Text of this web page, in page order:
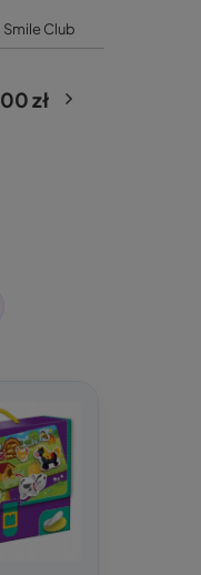
Smile Club
zł